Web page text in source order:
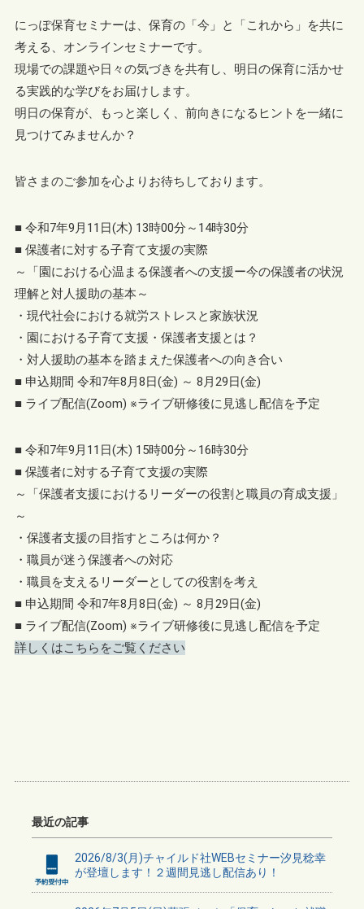
にっぽ保育セミナーは、保育の「今」と「これから」を共に
考える、オンラインセミナーです。
現場での課題や日々の気づきを共有し、明日の保育に活かせ
る実践的な学びをお届けします。
明日の保育が、もっと楽しく、前向きになるヒントを一緒に
見つけてみませんか？
皆さまのご参加を心よりお待ちしております。
■ 令和7年9月11日(木) 13時00分～14時30分
■ 保護者に対する子育て支援の実際
～「園における心温まる保護者への支援ー今の保護者の状況
理解と対人援助の基本～
・現代社会における就労ストレスと家族状況
・園における子育て支援・保護者支援とは？
・対人援助の基本を踏まえた保護者への向き合い
■ 申込期間 令和7年8月8日(金) ～ 8月29日(金)
■ ライブ配信(Zoom) ※ライブ研修後に見逃し配信を予定
■ 令和7年9月11日(木) 15時00分～16時30分
■ 保護者に対する子育て支援の実際
～「保護者支援におけるリーダーの役割と職員の育成支援」
～
・保護者支援の目指すところは何か？
・職員が迷う保護者への対応
・職員を支えるリーダーとしての役割を考え
■ 申込期間 令和7年8月8日(金) ～ 8月29日(金)
■ ライブ配信(Zoom) ※ライブ研修後に見逃し配信を予定
詳しくはこちらをご覧ください
最近の記事
2026/8/3(月)チャイルド社WEBセミナー汐見稔幸
が登壇します！２週間見逃し配信あり！